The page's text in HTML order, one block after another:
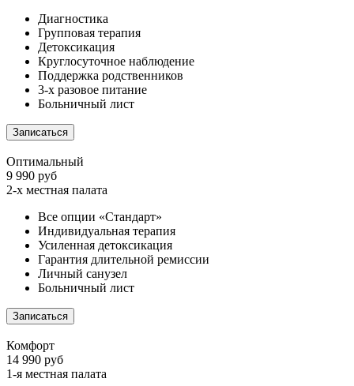
Диагностика
Групповая терапия
Детоксикация
Круглосуточное наблюдение
Поддержка родственников
3-х разовое питание
Больничный лист
Записаться
Оптимальный
9 990 руб
2-х местная палата
Все опции «Стандарт»
Индивидуальная терапия
Усиленная детоксикация
Гарантия длительной ремиссии
Личный санузел
Больничный лист
Записаться
Комфорт
14 990 руб
1-я местная палата